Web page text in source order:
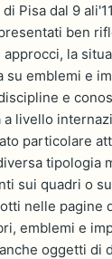
Pisa dal 9
ben
la
su emblemi e
e
livello
particolare
tipologia
sui quadri o
nelle pagine
emblemi e
oggetti di